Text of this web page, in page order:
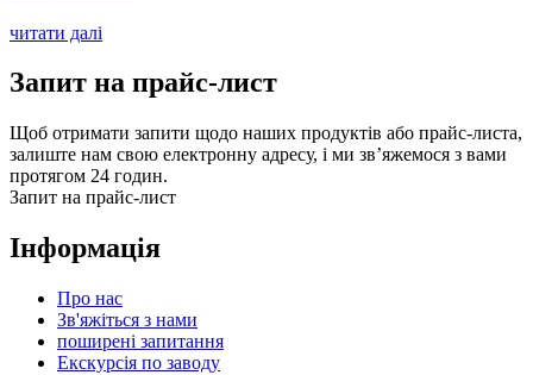
читати далі
Запит на прайс-лист
Щоб отримати запити щодо наших продуктів або прайс-листа,
залиште нам свою електронну адресу, і ми зв’яжемося з вами
протягом 24 годин.
Запит на прайс-лист
Інформація
Про нас
Зв'яжіться з нами
поширені запитання
Екскурсія по заводу